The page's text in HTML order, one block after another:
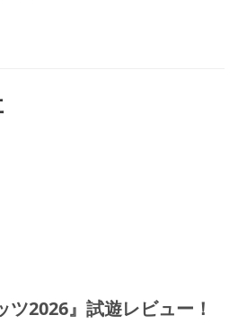
ツ2026』試遊レビュー！